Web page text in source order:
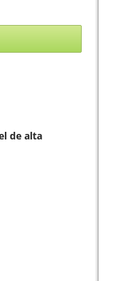
de alta